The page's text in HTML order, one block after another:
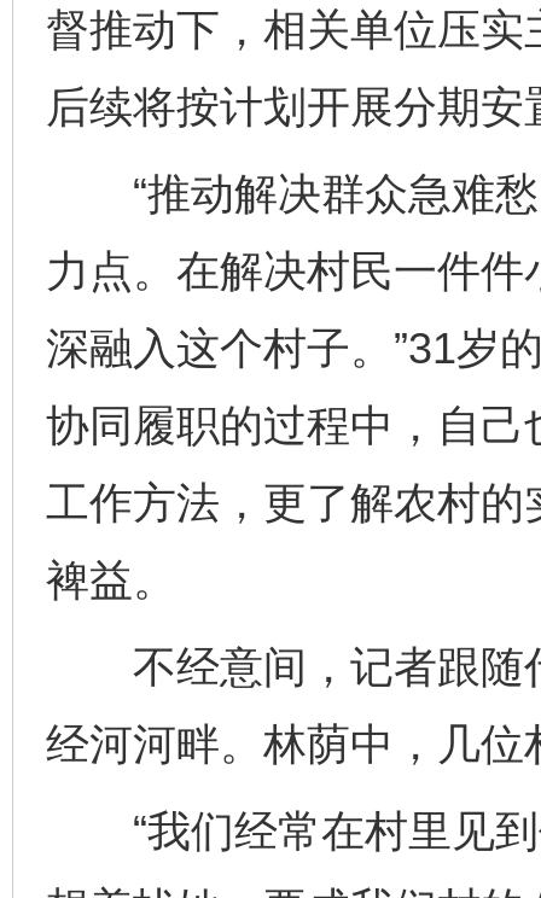
督推动下，相关单位压
后续将按计划开展分期安
“推动解决群众急难愁
力点。在解决村民一件
深融入这个村子。”31岁
协同履职的过程中，自
工作方法，更了解农村
裨益。
不经意间，记者跟随
经河河畔。林荫中，几
“我们经常在村里见到